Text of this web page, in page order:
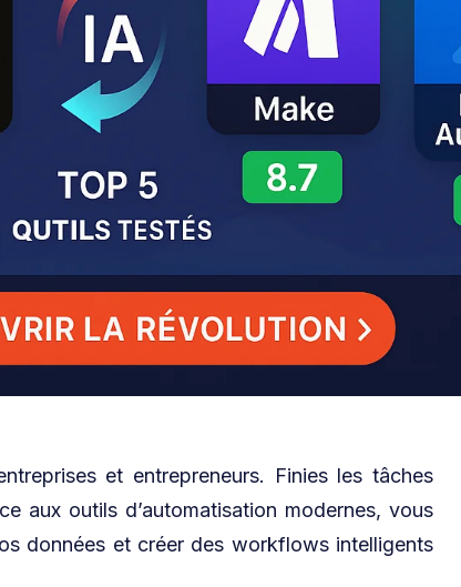
et entrepreneurs. Finies les tâches
aux outils d’automatisation modernes, vous
données et créer des workflows intelligents